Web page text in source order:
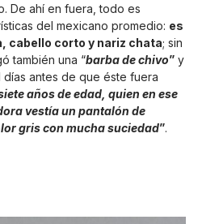
De ahí en fuera, todo es
del mexicano promedio: es
cabello corto y nariz chata; sin
también una “barba de chivo” y
antes de que éste fuera
años de edad, quien en ese
vestía un pantalón de
gris con mucha suciedad”.